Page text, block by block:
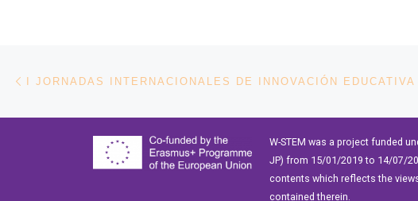
Navegación de entradas
W-STEM was a project funded
JP) from 15/01/2019 to 14/07/
contents which reflects the
contained therein.